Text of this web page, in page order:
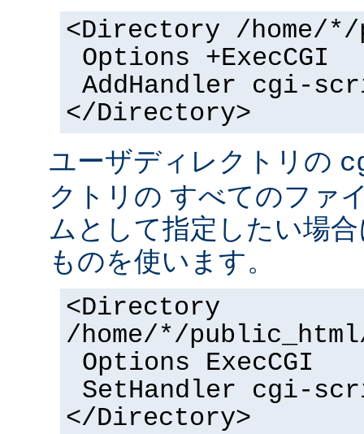
<Directory /home/
Options +ExecCGI
AddHandler cgi-
</Directory>
ユーザディレクトリの
クトリの すべてのファ
ムとして指定したい場
ものを使います。
<Directory
/home/*/
Options ExecCGI
SetHandler cgi-
</Directory>